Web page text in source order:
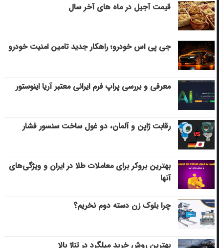
قیمت آجیل در ماه های آخر سال
جی پی اس خودرو؛ راهکار جدید تامین امنیت خودرو
معرفی و بررسی پراپ فرم ایرانی معتبر آریا اینوستور
رقابت ژاپن و آلمان، دو غول ساخت سنسور فشار
بهترین بروکر برای معاملات طلا در ایران و ویژگی‌های
آنها
چرا بلوک زن دسته دوم نخریم؟
بهترین روش خرید میلگرد در تناژ بالا